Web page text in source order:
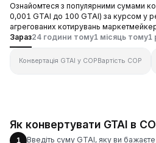
Ознайомтеся з популярними сумами
0,001 GTAI до 100 GTAI) за курсом у
агрегованих котирувань
Зараз24 години тому1 місяць тому1
Конвертація GTAI у COPВартість COP
Як конвертувати GTAI в
1 Введіть суму GTAI, яку ви